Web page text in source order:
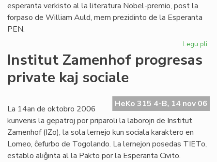
esperanta verkisto al la literatura Nobel-premio, post la
forpaso de William Auld, mem prezidinto de la Esperanta
PEN.
Legu pli
Institut Zamenhof progresas
private kaj sociale
HeKo 315 4-B, 14 nov 06
La 14an de oktobro 2006
kunvenis la gepatroj por priparoli la laborojn de Institut
Zamenhof (IZo), la sola lernejo kun sociala karaktero en
Lomeo, ĉefurbo de Togolando. La lernejon posedas TIETo,
establo aliĝinta al la Pakto por la Esperanta Civito.